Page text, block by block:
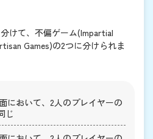
けて、不偏ゲーム(Impartial
Games)の2つに分けられま
において、2人のプレイヤーの
じ